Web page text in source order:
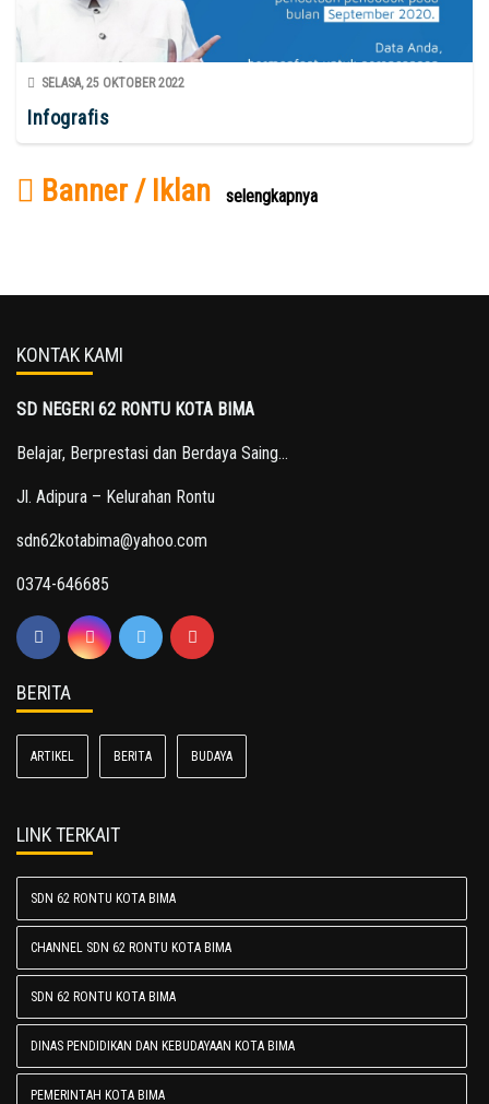
SELASA, 25 OKTOBER 2022
Infografis
Banner / Iklan selengkapnya
KONTAK KAMI
SD NEGERI 62 RONTU KOTA BIMA
Belajar, Berprestasi dan Berdaya Saing...
Jl. Adipura – Kelurahan Rontu
sdn62kotabima@yahoo.com
0374-646685
BERITA
ARTIKEL BERITA BUDAYA
LINK TERKAIT
SDN 62 RONTU KOTA BIMA
CHANNEL SDN 62 RONTU KOTA BIMA
SDN 62 RONTU KOTA BIMA
DINAS PENDIDIKAN DAN KEBUDAYAAN KOTA BIMA
PEMERINTAH KOTA BIMA